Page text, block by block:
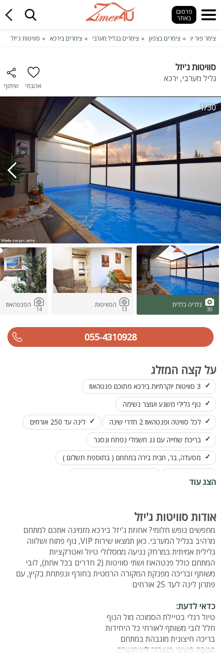
פרסום
באתר
צימר פור יו צימרים בצפון צימרים בגליל מערבי צימרים בירכא סוויטות ג'יזל
סוויטות ג'יזל
גליל מערבי, ירכא
אהבתי שיתוף
1/30
30
גלריה כללית
13
הסוויטות
14
הפנטהאוז
055-4310928
על קצה המזלג
3 סוויטות יוקרתיות בירכא מתוכם פנטהאוז
נוף גלילי משגע ועוצר נשימה
לכל סוויטה ופנטהאוז 2 חדרי שינה
לינה עד 250 אורחים
בריכת שחייה עם גג חשמלי נפתח ונסגר
מסעדה, בר, חבית בירה במתחם ( בתוספת תשלום )
הצג עוד
אודות סוויטות ג'יזל
מחפשים נופש חלומי? אחוזת ג'יזל בירכא מזמינה אתכם למתחם
מרהיב בגליל המערבי. כאן תמצאו שירות VIP, נוף פתוח ושלווה
גלילית אמיתית במרחק נגיעה ממסלולי טיול ואטרקציות
המתחם כולל פנטהאוז ושתי סוויטות (2 חדרים בכל אחת), לובי
משותף ובריכה מפנקת המקורה הרמטית בחורף ונפתחת בקיץ, עם
פתרון לינה לעד 25 אורחים
כדאי לדעת:
טיול רגלי בטיילת הסמוכה מול הנוף
חלל לובי משותף לאורחי כל היחידות
בריכה חיצונית מוגבהת במתחם
מטבח חיצוני מאובזר לשימושכם